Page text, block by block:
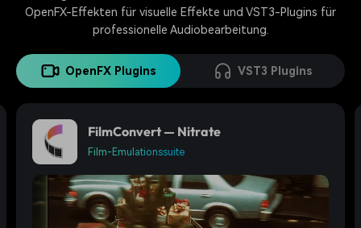
OpenFX-Effekten für visuelle Effekte und VST3-Plugins für
professionelle Audiobearbeitung.
OpenFX Plugins VST3 Plugins
FilmConvert — Nitrate
Film-Emulationssuite